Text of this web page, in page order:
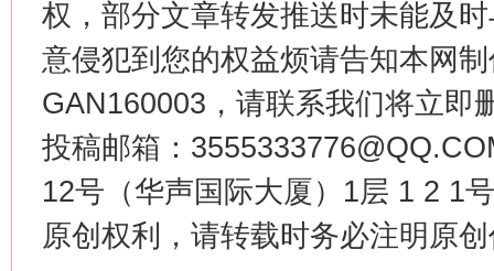
权，部分文章转发推送时未能及
意侵犯到您的权益烦请告知本网
GAN160003，请联系我们将立即
投稿邮箱：
12号（华声国际大厦）1层 1 2 1
原创权利，请转载时务必注明原
在谋一域中谋全局
今